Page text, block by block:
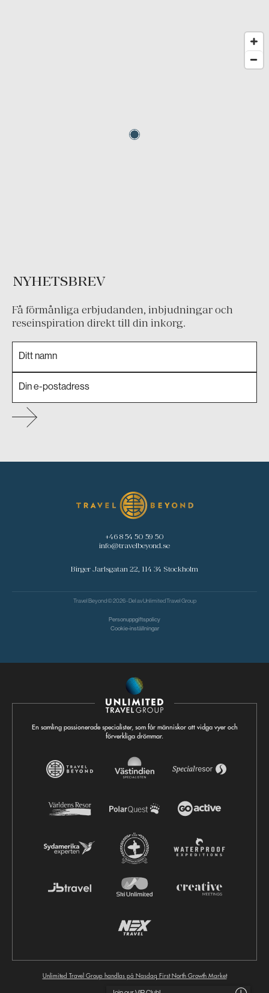
NYHETSBREV
Få förmånliga erbjudanden, inbjudningar och
reseinspiration direkt till din inkorg.
+46 8 54 50 59 50
info@travelbeyond.se
Birger Jarlsgatan 22, 114 34 Stockholm
Travel Beyond © 2026 - Del avUnlimited Travel Group
Personuppgiftspolicy
Cookie-inställningar
En samling passionerade specialister, som får människor att vidga vyer och
förverkliga drömmar.
Unlimited Travel Group handlas på Nasdaq First North Growth Market